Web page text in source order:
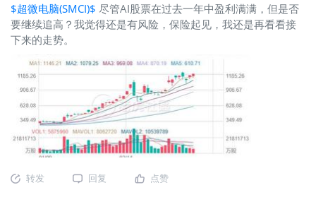
$超微电脑(SMCI)$ 尽管AI股票在过去一年中盈利满满，但是否
要继续追高？我觉得还是有风险，保险起见，我还是再看看接
下来的走势。
转发 回复 点赞